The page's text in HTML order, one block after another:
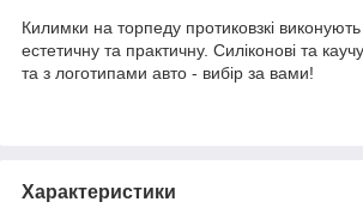
Килимки на торпеду протиковзкі виконують
естетичну та практичну. Силіконові та
та з логотипами авто - вибір за вами!
Характеристики